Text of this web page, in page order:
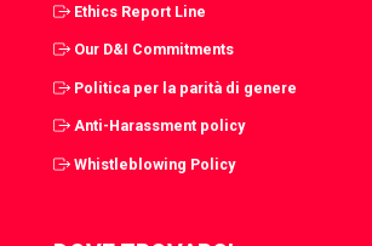
Ethics Report Line
Our D&I Commitments
Politica per la parità di genere
Anti-Harassment policy
Whistleblowing Policy